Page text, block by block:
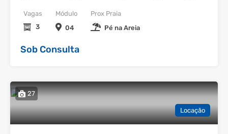
Vagas
3
Módulo
04
Prox Praia
Pé na Areia
Sob Consulta
27
Locação